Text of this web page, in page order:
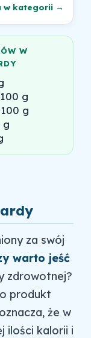
w kategorii →
W
g
g
g
za swój
warto jeść
zdrowotnej?
produkt
że w
ilości kalorii i